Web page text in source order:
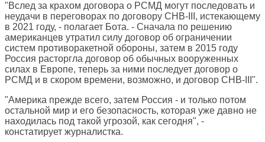
"Вслед за крахом договора о РСМД могут последовать и
неудачи в переговорах по договору СНВ-III, истекающему
в 2021 году, - полагает Бота. - Сначала по решению
американцев утратил силу договор об ограничении
систем противоракетной обороны, затем в 2015 году
Россия расторгла договор об обычных вооруженных
силах в Европе, теперь за ними последует договор о
РСМД и в скором времени, возможно, и договор СНВ-III".
"Америка прежде всего, затем Россия - и только потом
остальной мир и его безопасность, которая уже давно не
находилась под такой угрозой, как сегодня", -
констатирует журналистка.